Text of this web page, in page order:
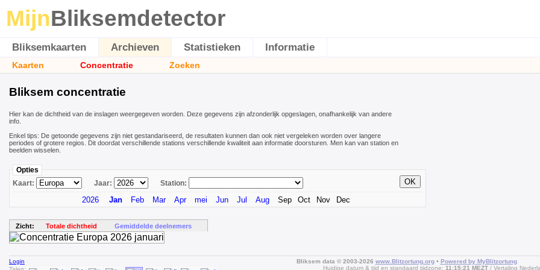
MijnBliksemdetector
Bliksemkaarten Archieven Statistieken Informatie
Kaarten Concentratie Zoeken
Bliksem concentratie
Hier kan de dichtheid van de inslagen weergegeven worden. Deze gegevens zijn afzonderlijk opgeslagen, onafhankelijk van andere
info.
Enkel tips: De getoonde gegevens zijn niet gestandariseerd, de resultaten kunnen dan ook niet vergeleken worden over langere
periodes of grotere regios. Dit doordat verschillende stations verschillende kwaliteit aan informatie doorsturen. Men kan van station en
beelden wisselen.
Opties
Kaart:
Jaar: Station:
2026 Jan Feb Mar Apr mei Jun Jul Aug Sep Oct Nov Dec
Zicht: Totale dichtheid Gemiddelde deelnemers
Login
Bliksem data © 2003-2026 www.Blitzortung.org• Powered by MyBlitzortung
Huidige datum & tijd en standaard tijdzone: 11:15:21 MEZT Vertaling